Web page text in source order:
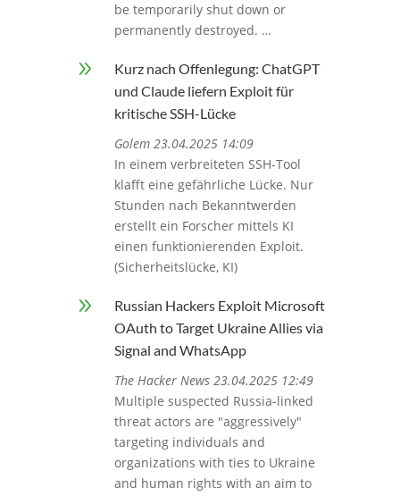
be temporarily shut down or
permanently destroyed. …
9
Kurz nach Offenlegung: ChatGPT
und Claude liefern Exploit für
kritische SSH-Lücke
Golem 23.04.2025 14:09
In einem verbreiteten SSH-Tool
klafft eine gefährliche Lücke. Nur
Stunden nach Bekanntwerden
erstellt ein Forscher mittels KI
einen funktionierenden Exploit.
(Sicherheitslücke, KI)
9
Russian Hackers Exploit Microsoft
OAuth to Target Ukraine Allies via
Signal and WhatsApp
The Hacker News 23.04.2025 12:49
Multiple suspected Russia-linked
threat actors are "aggressively"
targeting individuals and
organizations with ties to Ukraine
and human rights with an aim to